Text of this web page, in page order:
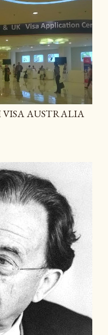
VISA AUSTRALIA